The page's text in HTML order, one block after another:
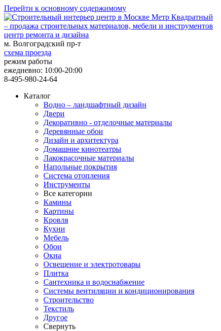
Перейти к основному содержимому
центр ремонта и дизайна
м. Волгоградский пр-т
схема проезда
режим работы
ежедневно: 10:00-20:00
8-495-980-24-64
Каталог
Водно – ландшафтный дизайн
Двери
Декоративно - отделочные материалы
Деревянные обои
Дизайн и архитектура
Домашние кинотеатры
Лакокрасочные материалы
Напольные покрытия
Система отопления
Инструменты
Все категории
Камины
Картины
Кровля
Кухни
Мебель
Обои
Окна
Освещение и электротовары
Плитка
Сантехника и водоснабжение
Системы вентиляции и кондиционирования
Строительство
Текстиль
Другое
Свернуть